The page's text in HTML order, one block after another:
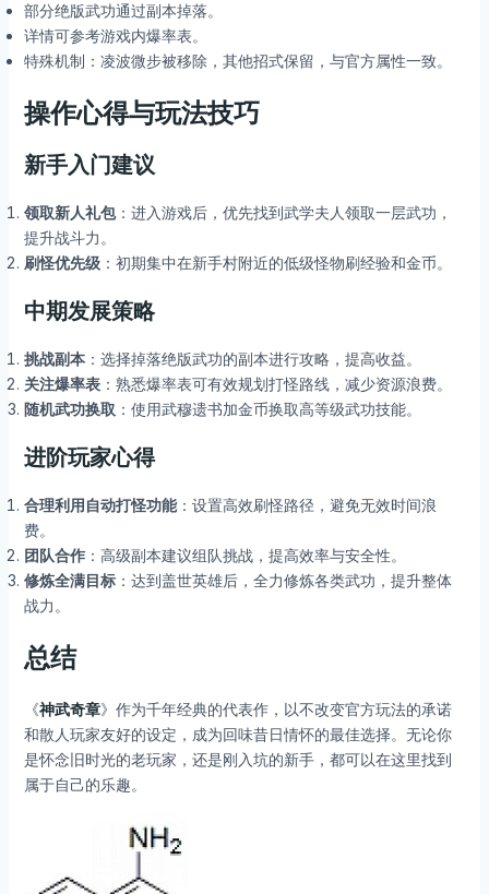
部分绝版武功通过副本掉落。
详情可参考游戏内爆率表。
特殊机制：凌波微步被移除，其他招式保留，与官方属性一致。
操作心得与玩法技巧
新手入门建议
领取新人礼包：进入游戏后，优先找到武学夫人领取一层武功，
提升战斗力。
刷怪优先级：初期集中在新手村附近的低级怪物刷经验和金币。
中期发展策略
挑战副本：选择掉落绝版武功的副本进行攻略，提高收益。
关注爆率表：熟悉爆率表可有效规划打怪路线，减少资源浪费。
随机武功换取 ：使用武穆遗书加金币换取高等级武功技能。
进阶玩家心得
合理利用自动打怪功能：设置高效刷怪路径，避免无效时间浪
费。
团队合作：高级副本建议组队挑战，提高效率与安全性。
修炼全满目标：达到盖世英雄后，全力修炼各类武功，提升整体
战力。
总结
《神武奇章》作为千年经典的代表作，以不改变官方玩法的承诺
和散人玩家友好的设定，成为回味昔日情怀的最佳选择。无论你
是怀念旧时光的老玩家，还是刚入坑的新手，都可以在这里找到
属于自己的乐趣。